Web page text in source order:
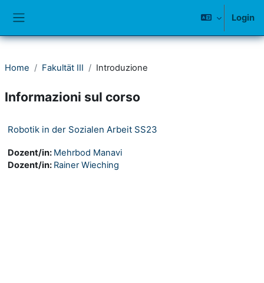
Login
Home Fakultät III Introduzione
Informazioni sul corso
Robotik in der Sozialen Arbeit SS23
Dozent/in: Mehrbod Manavi
Dozent/in: Rainer Wieching